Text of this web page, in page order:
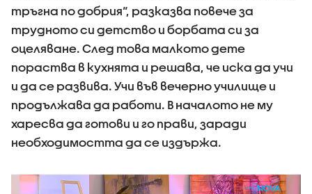
тръгна по добрия“, разказва повече за
трудното си детство и борбата си за
оцеляване. След това малкото дете
пораства в кухнята и решава, че иска да учи
и да се развива. Учи във вечерно училище и
продължава да работи. В началото не му
харесва да готови и го прави, заради
необходимостта да се издържа.